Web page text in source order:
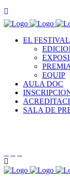
EL FESTIVAL
EQUIP
AULA DOC
SALA DE